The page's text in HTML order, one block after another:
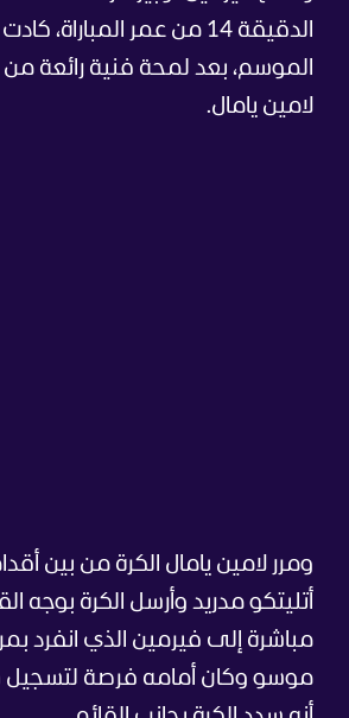
الدقيقة 14 من عمر
الموسم، بعد لمحة فنية رائعة من
لامين يامال.
ومرر لامين يامال الكرة من بين
أتليتكو مدريد وأرسل الكرة بوجه
مباشرة إلى فيرمين الذي انفرد
موسو وكان أمامه فرصة لتسجيل